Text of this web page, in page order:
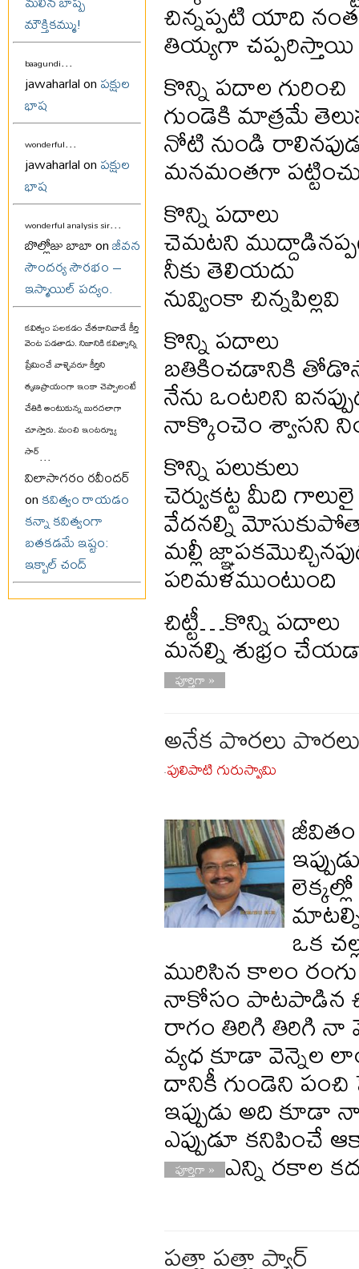
మౌక్తికమ్ము!
baagundi...
jawaharlal onపక్షుల
భాష
wonderful...
jawaharlal onపక్షుల
భాష
wonderful analysis sir...
బొల్లోజు బాబా onజీవన
సౌందర్య సౌరభం –
ఇస్మాయిల్ పద్యం.
కవిత్వం పలకడం చేతకానివాడే కీర్తి
వెంట పడతాడు. నిజానికి కవిత్వాన్ని
ప్రేమించే వాళ్ళెవరూ కీర్తిని
తృణప్రాయంగా ఇంకా చెప్పాలంటే
చేతికి అంటుకున్న బురదలాగా
చూస్తారు. మంచి ఇంటర్వ్యూ
సార్...
విలాసాగరం రవీందర్
onకవిత్వం రాయడం
కన్నా కవిత్వంగా
బతకడమే ఇష్టం:
ఇక్బాల్ చంద్
చిన్నప్పటి యాది నంత
తియ్యగా చప్పరిస్తాయి
కొన్ని పదాల గురించి
గుండెకి మాత్రమే
నోటి నుండి
మనమంతగా
కొన్ని పదాలు
చెమటని
నీకు తెలియదు
నువ్వింకా చిన్నపిల్లవి
కొన్ని పదాలు
బతికించడానికి
నేను ఒంటరిని
నాక్కొంచెం శ్వాసని
కొన్ని పలుకులు
చెర్వుకట్ట మీది గాలులై
వేదనల్ని
మల్లీ
పరిమళముంటుంది
చిట్టీ…కొన్ని పదాలు
మనల్ని శుభ్రం
పూర్తిగా »
అనేక పొరలు
-పులిపాటి గురుస్వామి
ఒక
మురిసిన కాలం
నాకోసం పాటపాడిన
రాగం తిరిగి తిరిగి
వ్యధ కూడా వెన్నెల
దానికీ గుండెని పంచి
ఇప్పుడు అది కూడా
ఎప్పుడూ కనిపించే
ఎన్ని రకాల
పూర్తిగా »
పత్లా పత్లా ప్యార్